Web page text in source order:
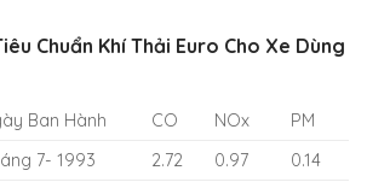
Chuẩn Khí Thải Euro Cho Xe Dùng
Ban Hành CO NOx
PM
7- 1993 2.72 0.97
0.14